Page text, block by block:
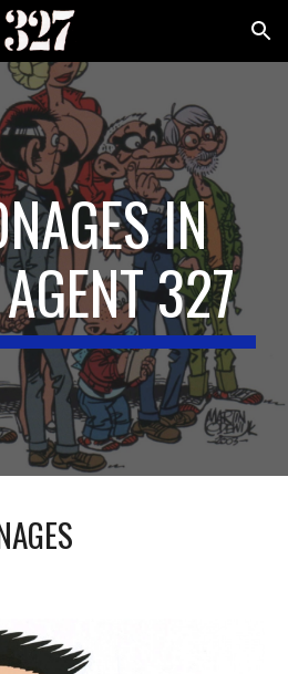
Skip to navigation
IN
327